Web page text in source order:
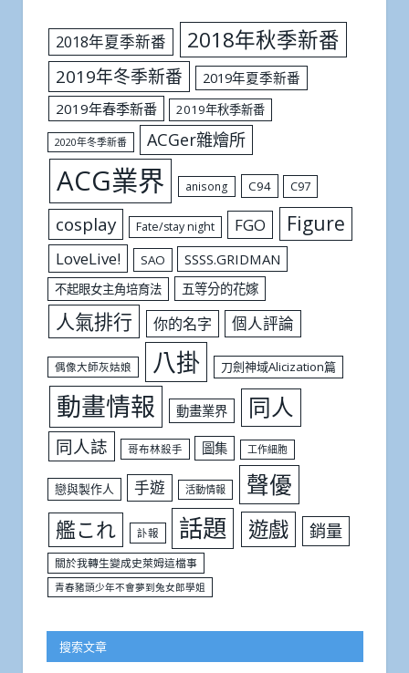
2018年夏季新番 2018年秋季新番
2019年冬季新番
2019年夏季新番
2019年春季新番
2019年秋季新番
2020年冬季新番 ACGer雜燴所
ACG業界 anisong C94 C97
cosplay Fate/stay night FGO Figure
LoveLive! SAO SSSS.GRIDMAN
不起眼女主角培育法 五等分的花嫁
人氣排行 你的名字 個人評論
偶像大師灰姑娘 八掛 刀劍神域Alicization篇
動畫情報 動畫業界 同人
同人誌 哥布林殺手 圖集 工作細胞
戀與製作人 手遊 活動情報 聲優
艦これ 訃報 話題 遊戲 銷量
關於我轉生變成史萊姆這檔事
青春豬頭少年不會夢到兔女郎學姐
搜索文章